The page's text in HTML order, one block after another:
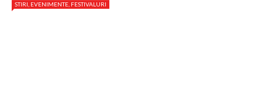
Luati-ma drept un vis. Povestiri in K. minor – Dor de Kafka
STIRI, EVENIMENTE, FESTIVALURI